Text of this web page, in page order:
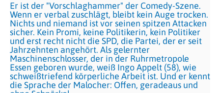
Er ist der "Vorschlaghammer" der Comedy-Szene.
Wenn er verbal zuschlägt, bleibt kein Auge trocken.
Nichts und niemand ist vor seinen spitzen Attacken
sicher. Kein Promi, keine Politikerin, kein Politiker
und erst recht nicht die SPD, die Partei, der er seit
Jahrzehnten angehört. Als gelernter
Maschinenschlosser, der in der Ruhrmetropole
Essen geboren wurde, weiß Ingo Appelt (58), wie
schweißtriefend körperliche Arbeit ist. Und er kennt
die Sprache der Malocher: Offen, geradeaus und